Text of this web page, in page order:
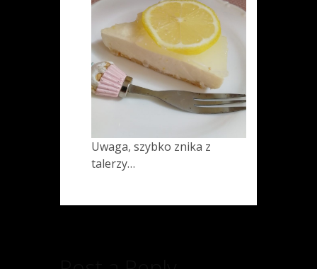
Uwaga, szybko znika z
talerzy…